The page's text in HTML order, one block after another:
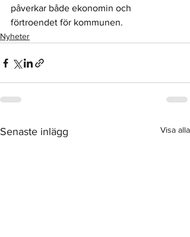
påverkar både ekonomin och
förtroendet för kommunen.
Nyheter
Senaste inlägg Visa alla